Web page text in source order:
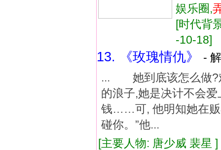
娱乐圈,
[时代背
-10-
13. 《玫瑰情仇》
-
... 她到底该怎么做?
的浪子,她是决计不会
钱……可, 他明知她在贩
碰你。”他...
[主要人物: 唐少威 裴